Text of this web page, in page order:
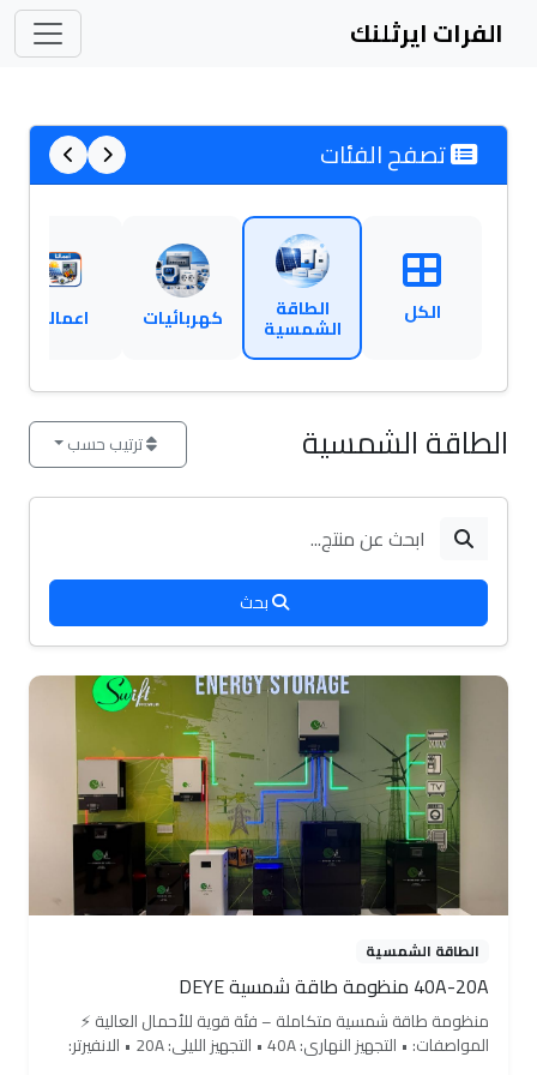
الفرات ايرثلنك
تصفح الفئات
الكل الطاقة
الشمسية كهربائيات اعمالنا
الطاقة الشمسية ترتيب حسب
بحث
الطاقة الشمسية
40A-20A منظومة طاقة شمسية DEYE
منظومة طاقة شمسية متكاملة – فئة قوية للأحمال العالية ⚡
المواصفات: • التجهيز النهاري: 40A • التجهيز الليلي: 20A • الانفيرتر: